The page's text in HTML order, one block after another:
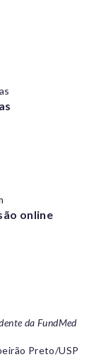
online
da FundMed
Preto/USP